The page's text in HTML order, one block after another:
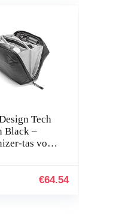
Tech
Black –
tas voor
€64.54